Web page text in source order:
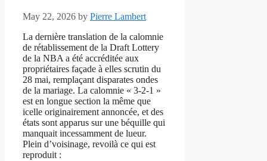
May 22, 2026 by Pierre Lambert
La dernière translation de la calomnie
de rétablissement de la Draft Lottery
de la NBA a été accréditée aux
propriétaires façade à elles scrutin du
28 mai, remplaçant disparates ondes
de la mariage. La calomnie « 3-2-1 »
est en longue section la même que
icelle originairement annoncée, et des
états sont apparus sur une béquille qui
manquait incessamment de lueur.
Plein d’voisinage, revoilà ce qui est
reproduit :